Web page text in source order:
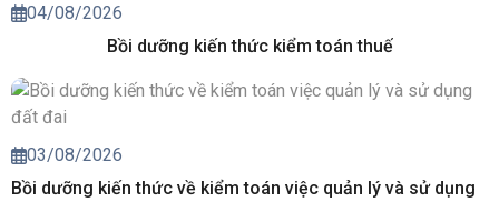
04/08/2026
Bồi dưỡng kiến thức kiểm toán thuế
03/08/2026
Bồi dưỡng kiến thức về kiểm toán việc quản lý và sử dụng